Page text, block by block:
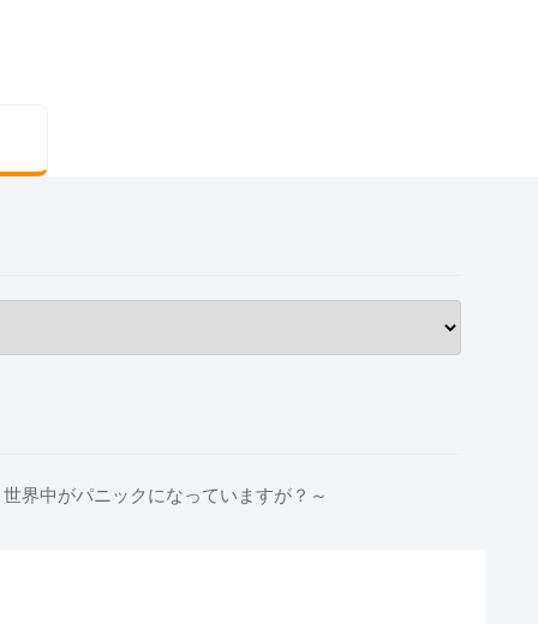
界中がパニックになっていますが？～